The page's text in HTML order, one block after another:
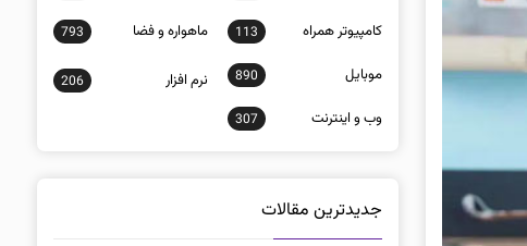
كامپيوتر همراه 113 ماهواره و فضا 793
موبايل 890 نرم افزار 206
وب و اينترنت 307
جدیدترین مقالات